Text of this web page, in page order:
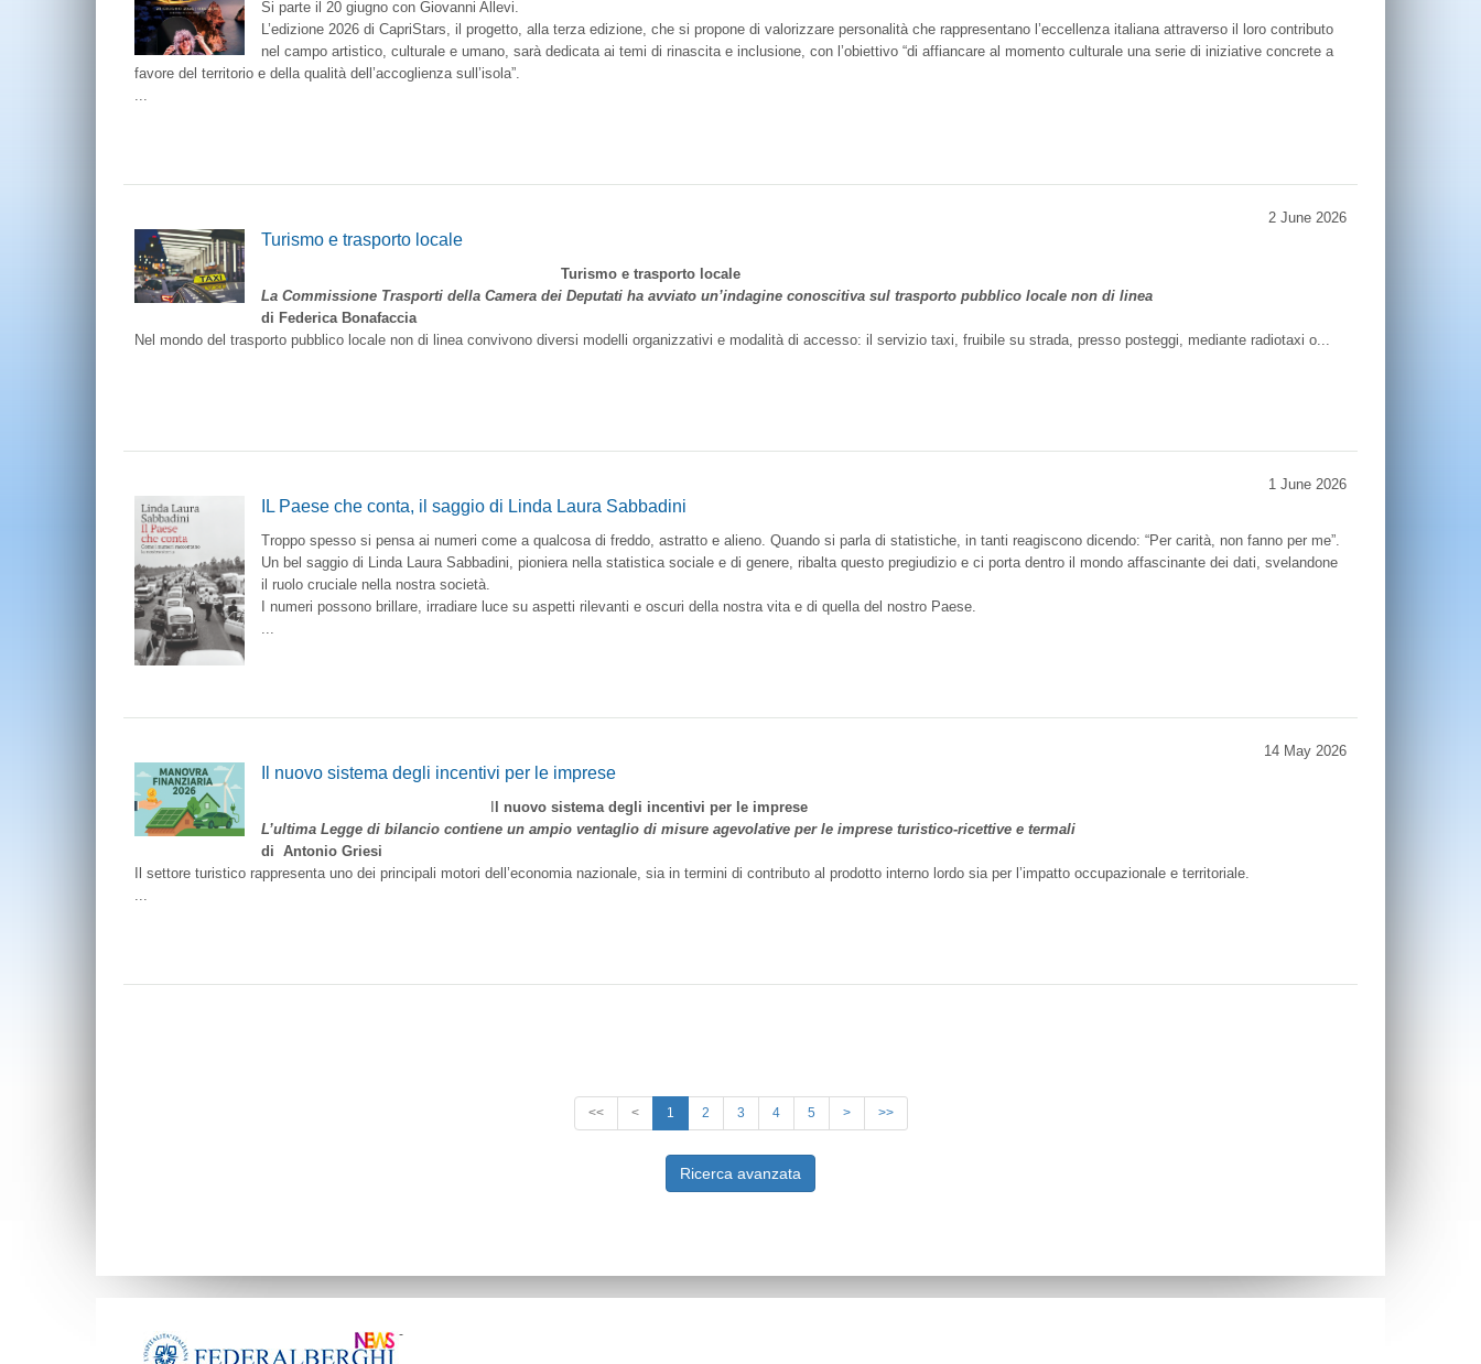
Si parte il 20 giugno con Giovanni Allevi.
L’edizione 2026 di CapriStars, il progetto, alla terza edizione, che si propone di valorizzare personalità che rappresentano l’eccellenza italiana attraverso il loro contributo
nel campo artistico, culturale e umano, sarà dedicata ai temi di rinascita e inclusione, con l’obiettivo “di affiancare al momento culturale una serie di iniziative concrete a
favore del territorio e della qualità dell’accoglienza sull’isola”.
...
2 June 2026
Turismo e trasporto locale
Turismo e trasporto locale
La Commissione Trasporti della Camera dei Deputati ha avviato un’indagine conoscitiva sul trasporto pubblico locale non di linea
di Federica Bonafaccia
Nel mondo del trasporto pubblico locale non di linea convivono diversi modelli organizzativi e modalità di accesso: il servizio taxi, fruibile su strada, presso posteggi, mediante radiotaxi o...
1 June 2026
IL Paese che conta, il saggio di Linda Laura Sabbadini
Troppo spesso si pensa ai numeri come a qualcosa di freddo, astratto e alieno. Quando si parla di statistiche, in tanti reagiscono dicendo: “Per carità, non fanno per me”.
Un bel saggio di Linda Laura Sabbadini, pioniera nella statistica sociale e di genere, ribalta questo pregiudizio e ci porta dentro il mondo affascinante dei dati, svelandone
il ruolo cruciale nella nostra società.
I numeri possono brillare, irradiare luce su aspetti rilevanti e oscuri della nostra vita e di quella del nostro Paese.
...
14 May 2026
Il nuovo sistema degli incentivi per le imprese
l nuovo sistema degli incentivi per le imprese
L’ultima Legge di bilancio contiene un ampio ventaglio di misure agevolative per le imprese turistico-ricettive e termali
di Antonio Griesi
Il settore turistico rappresenta uno dei principali motori dell’economia nazionale, sia in termini di contributo al prodotto interno lordo sia per l’impatto occupazionale e territoriale.
...
<< < 1 2 3 4 5 > >>
Ricerca avanzata
-